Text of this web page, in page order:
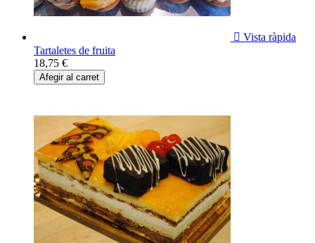
 Vista ràpida
Tartaletes de fruita
18,75 €
Afegir al carret